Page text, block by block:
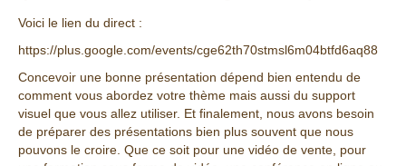
Voici le lien du direct :
https://plus.google.com/events/cge62th70stmsl6m04btfd6aq88
Concevoir une bonne présentation dépend bien entendu de
comment vous abordez votre thème mais aussi du support
visuel que vous allez utiliser. Et finalement, nous avons besoin
de préparer des présentations bien plus souvent que nous
pouvons le croire. Que ce soit pour une vidéo de vente, pour